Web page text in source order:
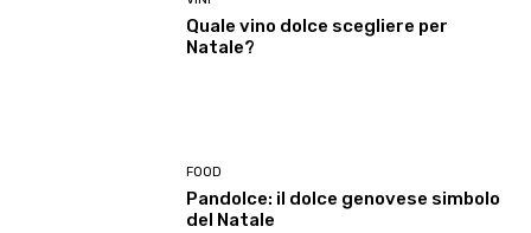
Quale vino dolce scegliere per
Natale?
FOOD
Pandolce: il dolce genovese simbolo
del Natale